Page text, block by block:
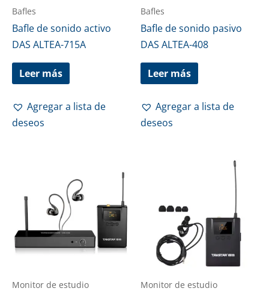
Bafles
Bafle de sonido activo
DAS ALTEA-715A
Leer más
Agregar a lista de
deseos
Bafles
Bafle de sonido pasivo
DAS ALTEA-408
Leer más
Agregar a lista de
deseos
Monitor de estudio Monitor de estudio